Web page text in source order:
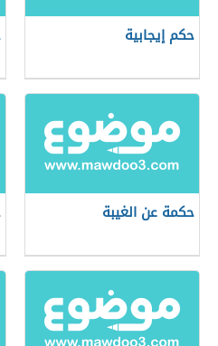
حكم إيجابية
حكمة عن الغيبة